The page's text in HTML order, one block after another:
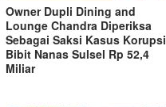
Owner Dupli Dining and
Lounge Chandra Diperiksa
Sebagai Saksi Kasus Korupsi
Bibit Nanas Sulsel Rp 52,4
Miliar